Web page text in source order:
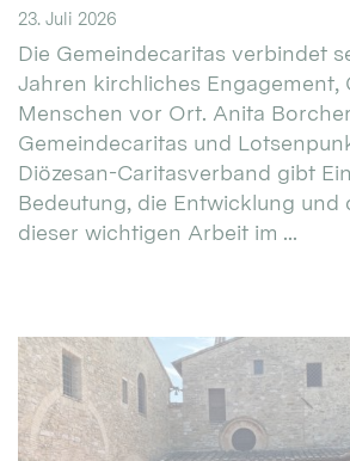
23. Juli 2026
Die Gemeindecaritas verbindet
Jahren kirchliches Engagement,
Menschen vor Ort. Anita
Gemeindecaritas und
Diözesan-Caritasverband gibt
Bedeutung, die Entwicklung und
dieser wichtigen Arbeit im ...